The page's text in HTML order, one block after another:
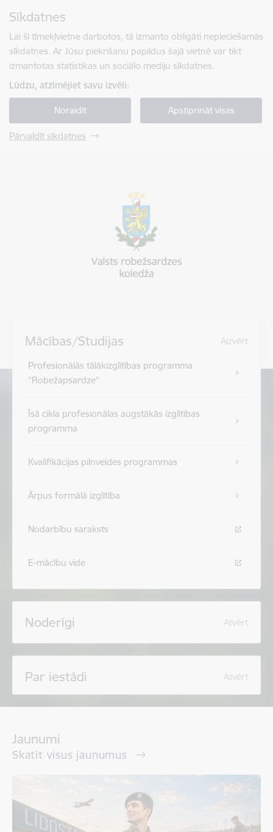
Sīkdatnes
Lai šī tīmekļvietne darbotos, tā izmanto obligāti nepieciešamās
sīkdatnes. Ar Jūsu piekrišanu papildus šajā vietnē var tikt
izmantotas statistikas un sociālo mediju sīkdatnes.
Lūdzu, atzīmējiet savu izvēli:
Noraidīt Apstiprināt visas
Pārvaldīt sīkdatnes
Mācības/Studijas Aizvērt
Profesionālās tālākizglītības programma
"Robežapsardze”
Īsā cikla profesionālas augstākās izglītības
programma
Kvalifikācijas pilnveides programmas
Ārpus formālā izglītība
Nodarbību saraksts
E-mācību vide
Noderīgi Atvērt
Par iestādi Atvērt
Jaunumi
Skatīt visus jaunumus